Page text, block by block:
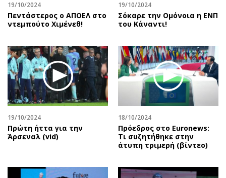
19/10/2024
Πεντάστερος ο ΑΠΟΕΛ στο
ντεμπούτο Χιμένεθ!
19/10/2024
Σόκαρε την Ομόνοια η ΕΝΠ
του Κάναντι!
19/10/2024
Πρώτη ήττα για την
Άρσεναλ (vid)
18/10/2024
Πρόεδρος στο Euronews:
Τι συζητήθηκε στην
άτυπη τριμερή (βίντεο)